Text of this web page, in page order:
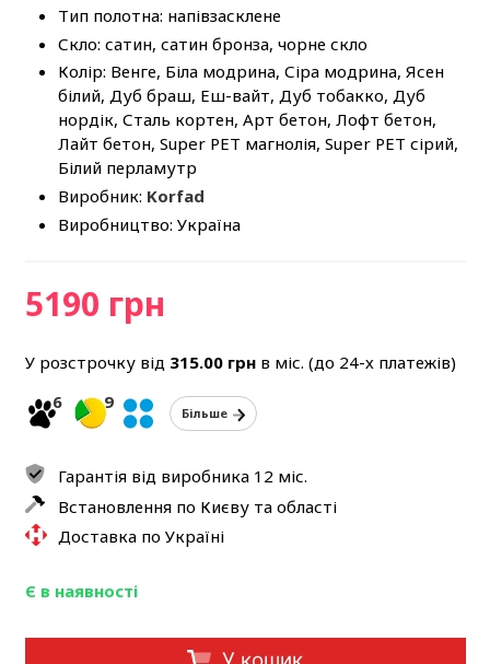
Тип полотна: напівзасклене
Скло: сатин, сатин бронза, чорне скло
Колір: Венге, Біла модрина, Сіра модрина, Ясен
білий, Дуб браш, Еш-вайт, Дуб тобакко, Дуб
нордік, Сталь кортен, Арт бетон, Лофт бетон,
Лайт бетон, Super PET магнолія, Super PET сірий,
Білий перламутр
Виробник: Korfad
Виробництво: Україна
5190 грн
У розстрочку від 315.00грнв міс. (до 24-х платежів)
6
9
Більше
Гарантія від виробника 12 міс.
Встановлення по Києву та області
Доставка по Україні
Є в наявності